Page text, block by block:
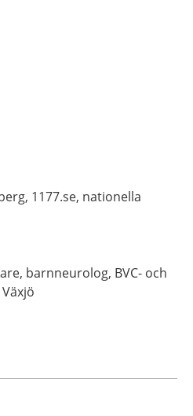
1177.se, nationella
barnneurolog, BVC- och
Växjö